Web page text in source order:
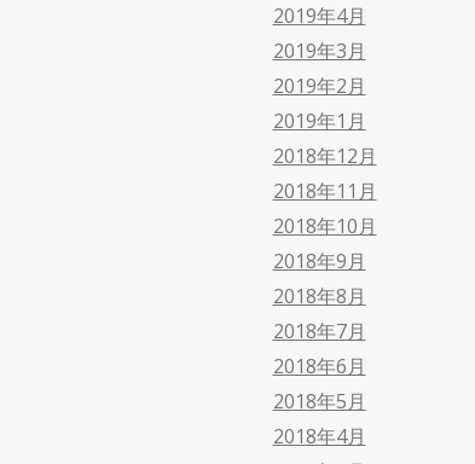
2019年4月
2019年3月
2019年2月
2019年1月
2018年12月
2018年11月
2018年10月
2018年9月
2018年8月
2018年7月
2018年6月
2018年5月
2018年4月